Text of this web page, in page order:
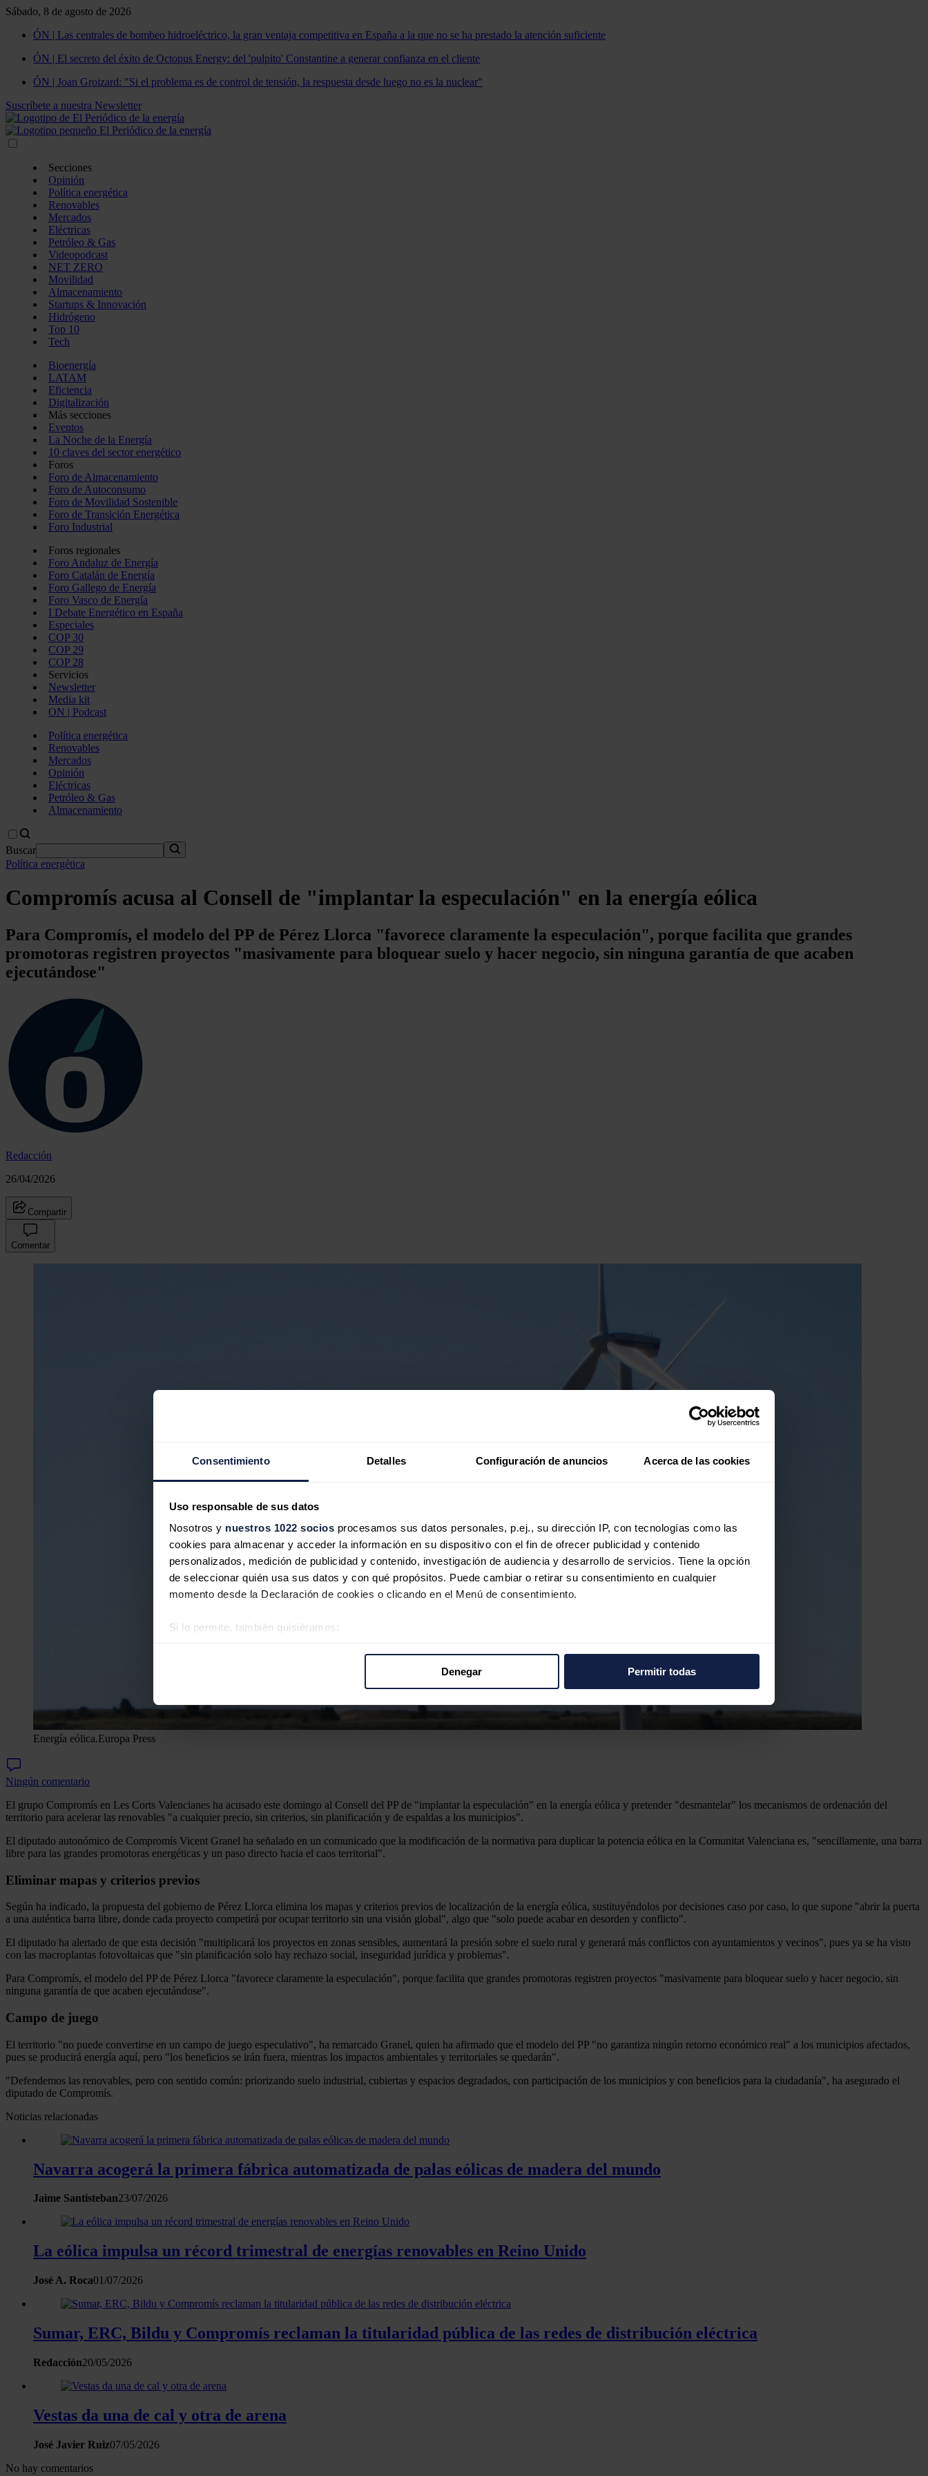
Consentimiento Detalles Configuración de anuncios Acerca de las cookies
Uso responsable de sus datos
Nosotros y nuestros 1022 socios procesamos sus datos personales, p.ej., su dirección IP, con tecnologías como las
cookies para almacenar y acceder la información en su dispositivo con el fin de ofrecer publicidad y contenido
personalizados, medición de publicidad y contenido, investigación de audiencia y desarrollo de servicios. Tiene la opción
de seleccionar quién usa sus datos y con qué propósitos. Puede cambiar o retirar su consentimiento en cualquier
momento desde la Declaración de cookies o clicando en el Menú de consentimiento.
Si lo permite, también quisiéramos:
Las cookies de este sitio web se usan para personalizar el contenido y los anuncios, ofrecer funciones de redes sociales
Denegar Permitir todas
Sábado, 8 de agosto de 2026
ÓN | Las centrales de bombeo hidroeléctrico, la gran ventaja competitiva en España a la que no se ha prestado la atención suficiente
ÓN | El secreto del éxito de Octopus Energy: del 'pulpito' Constantine a generar confianza en el cliente
ÓN | Joan Groizard: "Si el problema es de control de tensión, la respuesta desde luego no es la nuclear"
Suscríbete a nuestra Newsletter
Secciones
Opinión
Política energética
Renovables
Mercados
Eléctricas
Petróleo & Gas
Videopodcast
NET ZERO
Movilidad
Almacenamiento
Startups & Innovación
Hidrógeno
Top 10
Tech
Bioenergía
LATAM
Eficiencia
Digitalización
Más secciones
Eventos
La Noche de la Energía
10 claves del sector energético
Foros
Foro de Almacenamiento
Foro de Autoconsumo
Foro de Movilidad Sostenible
Foro de Transición Energética
Foro Industrial
Foros regionales
Foro Andaluz de Energía
Foro Catalán de Energía
Foro Gallego de Energía
Foro Vasco de Energía
I Debate Energético en España
Especiales
COP 30
COP 29
COP 28
Servicios
Newsletter
Media kit
ON | Podcast
Política energética
Renovables
Mercados
Opinión
Eléctricas
Petróleo & Gas
Almacenamiento
Buscar
Política energética
Compromís acusa al Consell de "implantar la especulación" en la energía eólica
Para Compromís, el modelo del PP de Pérez Llorca "favorece claramente la especulación", porque facilita que grandes
promotoras registren proyectos "masivamente para bloquear suelo y hacer negocio, sin ninguna garantía de que acaben
ejecutándose"
Redacción
26/04/2026
Compartir
Comentar
Energía eólica.Europa Press
Ningún comentario
El grupo Compromís en Les Corts Valencianes ha acusado este domingo al Consell del PP de "implantar la especulación" en la energía eólica y pretender "desmantelar" los mecanismos de ordenación del
territorio para acelerar las renovables "a cualquier precio, sin criterios, sin planificación y de espaldas a los municipios".
El diputado autonómico de Compromís Vicent Granel ha señalado en un comunicado que la modificación de la normativa para duplicar la potencia eólica en la Comunitat Valenciana es, "sencillamente, una barra
libre para las grandes promotoras energéticas y un paso directo hacia el caos territorial".
Eliminar mapas y criterios previos
Según ha indicado, la propuesta del gobierno de Pérez Llorca elimina los mapas y criterios previos de localización de la energía eólica, sustituyéndolos por decisiones caso por caso, lo que supone "abrir la puerta
a una auténtica barra libre, donde cada proyecto competirá por ocupar territorio sin una visión global", algo que "solo puede acabar en desorden y conflicto".
El diputado ha alertado de que esta decisión "multiplicará los proyectos en zonas sensibles, aumentará la presión sobre el suelo rural y generará más conflictos con ayuntamientos y vecinos", pues ya se ha visto
con las macroplantas fotovoltaicas que "sin planificación solo hay rechazo social, inseguridad jurídica y problemas".
Para Compromís, el modelo del PP de Pérez Llorca "favorece claramente la especulación", porque facilita que grandes promotoras registren proyectos "masivamente para bloquear suelo y hacer negocio, sin
ninguna garantía de que acaben ejecutándose".
Campo de juego
El territorio "no puede convertirse en un campo de juego especulativo", ha remarcado Granel, quien ha afirmado que el modelo del PP "no garantiza ningún retorno económico real" a los municipios afectados,
pues se producirá energía aquí, pero "los beneficios se irán fuera, mientras los impactos ambientales y territoriales se quedarán".
"Defendemos las renovables, pero con sentido común: priorizando suelo industrial, cubiertas y espacios degradados, con participación de los municipios y con beneficios para la ciudadanía", ha asegurado el
diputado de Compromís.
Noticias relacionadas
Navarra acogerá la primera fábrica automatizada de palas eólicas de madera del mundo
Jaime Santisteban23/07/2026
La eólica impulsa un récord trimestral de energías renovables en Reino Unido
José A. Roca01/07/2026
Sumar, ERC, Bildu y Compromís reclaman la titularidad pública de las redes de distribución eléctrica
Redacción20/05/2026
Vestas da una de cal y otra de arena
José Javier Ruiz07/05/2026
No hay comentarios